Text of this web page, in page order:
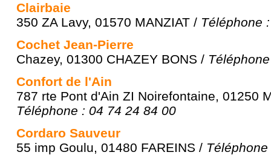
Clairbaie
350 ZA Lavy, 01570 MANZIAT / Téléphone
Cochet Jean-Pierre
Chazey, 01300 CHAZEY BONS /
Confort de l'Ain
787 rte Pont d'Ain ZI Noirefontaine, 01250
Téléphone : 04 74 24 84 00
Cordaro Sauveur
55 imp Goulu, 01480 FAREINS /